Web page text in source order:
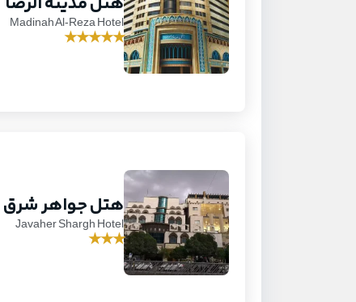
Madinah Al-Reza Hotel
★
★
★
★
★
هتل جواهر شرق
Javaher Shargh Hotel
★
★
★